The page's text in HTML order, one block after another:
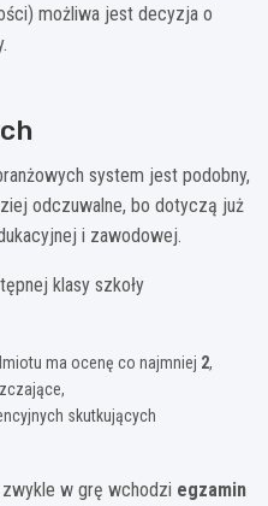
możliwa jest decyzja o
system jest podobny,
odczuwalne, bo dotyczą już
i zawodowej.
klasy szkoły
ma ocenę co najmniej 2,
skutkujących
w grę wchodzi egzamin